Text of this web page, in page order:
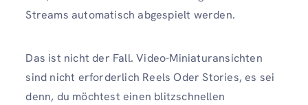
Streams automatisch abgespielt werden.
Das ist nicht der Fall. Video-Miniaturansichten
sind nicht erforderlich Reels Oder Stories, es sei
denn, du möchtest einen blitzschnellen